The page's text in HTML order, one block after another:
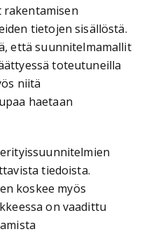
rakentamisen
tietojen sisällöstä.
että suunnitelmamallit
toteutuneilla
niitä
haetaan
tiedoista.
koskee myös
on vaadittu